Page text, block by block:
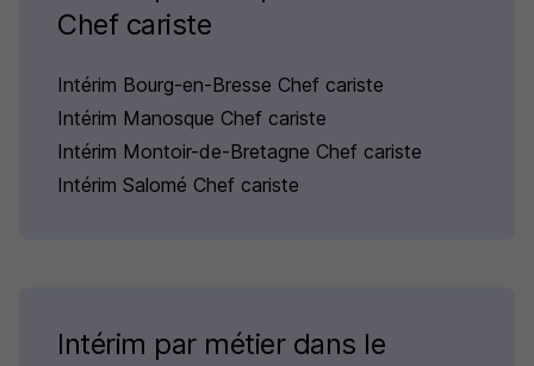
Chef cariste
Intérim Bourg-en-Bresse Chef cariste
Intérim Manosque Chef cariste
Intérim Montoir-de-Bretagne Chef cariste
Intérim Salomé Chef cariste
Intérim par métier dans le